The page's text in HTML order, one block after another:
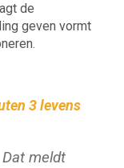
de
geven vormt
3 levens
meldt